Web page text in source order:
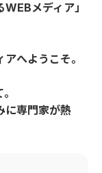
メディア」
へようこそ。
に専門家が熱